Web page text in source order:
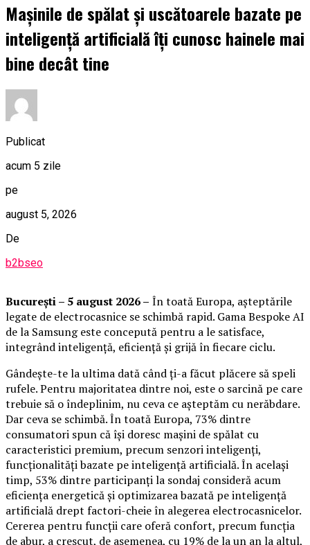
Mașinile de spălat și uscătoarele bazate pe
inteligență artificială îți cunosc hainele mai
bine decât tine
Publicat
acum 5 zile
pe
august 5, 2026
De
b2bseo
București – 5 august 2026 – În toată Europa, așteptările
legate de electrocasnice se schimbă rapid. Gama Bespoke AI
de la Samsung este concepută pentru a le satisface,
integrând inteligență, eficiență și grijă în fiecare ciclu.
Gândește-te la ultima dată când ți-a făcut plăcere să speli
rufele. Pentru majoritatea dintre noi, este o sarcină pe care
trebuie să o îndeplinim, nu ceva ce așteptăm cu nerăbdare.
Dar ceva se schimbă. În toată Europa, 73% dintre
consumatori spun că își doresc mașini de spălat cu
caracteristici premium, precum senzori inteligenți,
funcționalități bazate pe inteligență artificială. În același
timp, 53% dintre participanți la sondaj consideră acum
eficiența energetică și optimizarea bazată pe inteligență
artificială drept factori-cheie în alegerea electrocasnicelor.
Cererea pentru funcții care oferă confort, precum funcția
de abur, a crescut, de asemenea, cu 19% de la un an la altul,